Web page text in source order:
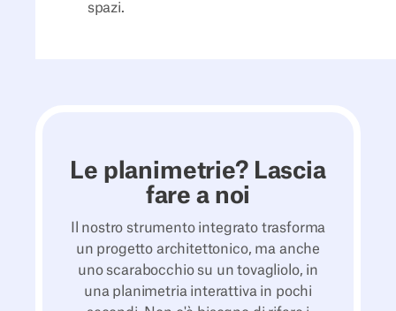
spazi.
Le planimetrie? Lascia
fare a noi
Il nostro strumento integrato trasforma
un progetto architettonico, ma anche
uno scarabocchio su un tovagliolo, in
una planimetria interattiva in pochi